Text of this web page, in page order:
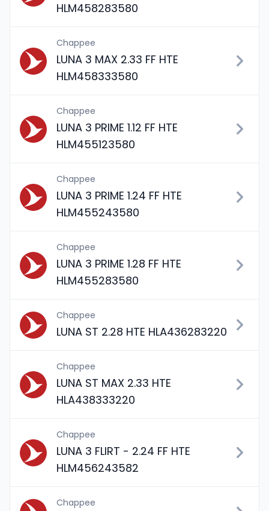
HLM458283580
Chappee
LUNA 3 MAX 2.33 FF HTE
HLM458333580
Chappee
LUNA 3 PRIME 1.12 FF HTE
HLM455123580
Chappee
LUNA 3 PRIME 1.24 FF HTE
HLM455243580
Chappee
LUNA 3 PRIME 1.28 FF HTE
HLM455283580
Chappee
LUNA ST 2.28 HTE HLA436283220
Chappee
LUNA ST MAX 2.33 HTE
HLA438333220
Chappee
LUNA 3 FLIRT - 2.24 FF HTE
HLM456243582
Chappee